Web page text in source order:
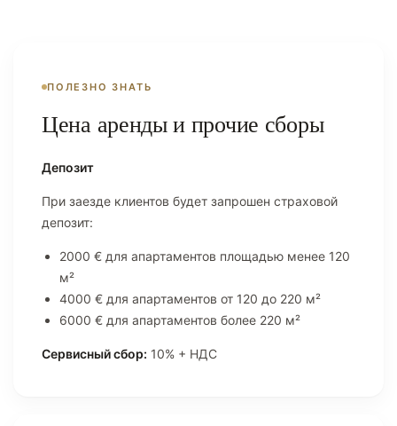
ПОЛЕЗНО ЗНАТЬ
Цена аренды и прочие сборы
Депозит
При заезде клиентов будет запрошен страховой
депозит:
2000 € для апартаментов площадью менее 120
м²
4000 € для апартаментов от 120 до 220 м²
6000 € для апартаментов более 220 м²
Сервисный сбор: 10% + НДС